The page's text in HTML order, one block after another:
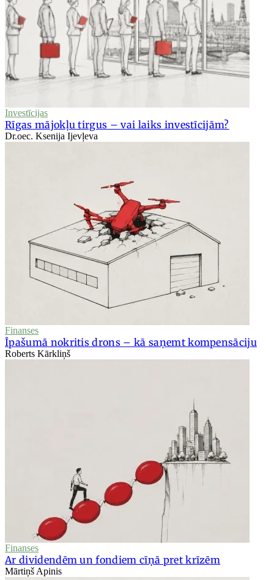
Investīcijas
Rīgas mājokļu tirgus – vai laiks investīcijām?
Dr.oec. Ksenija Ijevļeva
Finanses
Īpašumā nokritis drons – kā saņemt kompensāciju
Roberts Kārkliņš
Finanses
Ar dividendēm un fondiem cīņā pret krīzēm
Mārtiņš Apinis